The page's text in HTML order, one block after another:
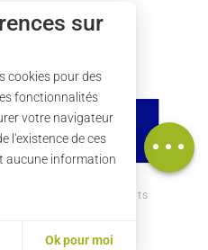
Description
Carte
l'action du Parc.
Crédits
sur
cookies pour des
fonctionnalités
votre navigateur
l'existence de ces
aucune information
Ok pour moi